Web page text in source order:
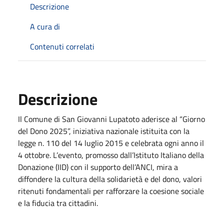
Descrizione
A cura di
Contenuti correlati
Descrizione
Il Comune di San Giovanni Lupatoto aderisce al “Giorno
del Dono 2025”, iniziativa nazionale istituita con la
legge n. 110 del 14 luglio 2015 e celebrata ogni anno il
4 ottobre. L’evento, promosso dall’Istituto Italiano della
Donazione (IID) con il supporto dell’ANCI, mira a
diffondere la cultura della solidarietà e del dono, valori
ritenuti fondamentali per rafforzare la coesione sociale
e la fiducia tra cittadini.